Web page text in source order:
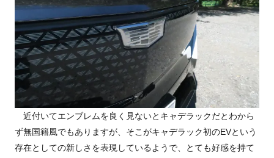
近付いてエンブレムを良く見ないとキャデラックだとわから
ず無国籍風でもありますが、そこがキャデラック初のEVという
存在としての新しさを表現しているようで、とても好感を持て